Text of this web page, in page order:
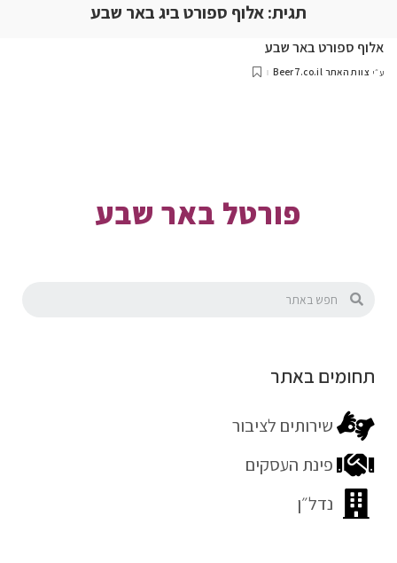
תגית:אלוף ספורט ביג באר שבע
אלוף ספורט באר שבע
ע״י צוות האתר Beer7.co.il
פורטל באר שבע
תחומים באתר
שירותים לציבור
פינת העסקים
נדל״ן